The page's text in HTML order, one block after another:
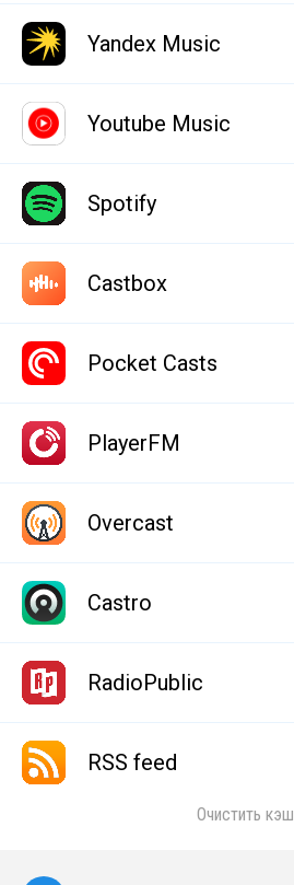
Yandex Music
Youtube Music
Spotify
Castbox
Pocket Casts
PlayerFM
Overcast
Castro
RadioPublic
RSS feed
Очистить кэш